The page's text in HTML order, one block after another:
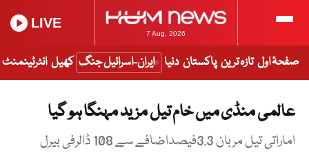
7 Aug, 2026
LIVE
صفحۂ اول تازہ ترین پاکستان دنیا ایران-اسرائیل جنگ کھیل انٹرٹینمنٹ
عالمی منڈی میں خام تیل مزید مہنگا ہو گیا
اماراتی تیل مربان 3.3فیصداضافے سے 108 ڈالرفی بیرل